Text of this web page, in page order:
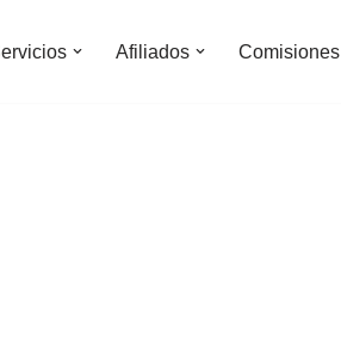
Afiliados Comisiones